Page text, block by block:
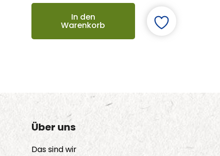
In den
Warenkorb
Über uns
Das sind wir